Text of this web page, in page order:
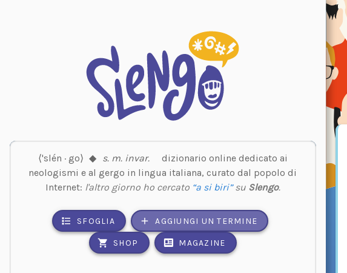
⟨'slén · go⟩ ◆ s. m. invar.
dizionario online dedicato ai
neologismi e al gergo in lingua italiana, curato dal popolo di
Internet: l'altro giorno ho cercato “a si biri”su Slengo.
SFOGLIA AGGIUNGI UN TERMINE
SHOP MAGAZINE